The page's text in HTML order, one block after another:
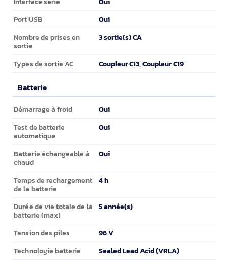
Port USB Oui
Nombre de prises en
sortie
3 sortie(s) CA
Types de sortie AC Coupleur C13, Coupleur C19
Batterie
Batterie
Démarrage à froid Oui
Test de batterie
automatique
Oui
Batterie échangeable à
chaud
Oui
Temps de rechargement
de la batterie
4 h
Durée de vie totale de la
batterie (max)
5 année(s)
Tension des piles 96 V
Technologie batterie Sealed Lead Acid (VRLA)